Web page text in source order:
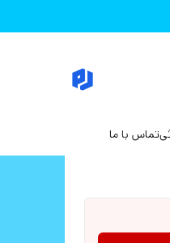
تماس با ما